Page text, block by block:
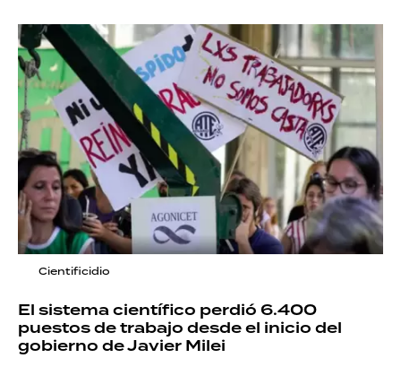
Cientificidio
El sistema científico perdió 6.400
puestos de trabajo desde el inicio del
gobierno de Javier Milei